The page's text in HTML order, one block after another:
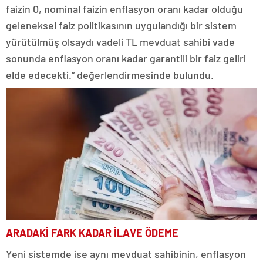
faizin 0, nominal faizin enflasyon oranı kadar olduğu
geleneksel faiz politikasının uygulandığı bir sistem
yürütülmüş olsaydı vadeli TL mevduat sahibi vade
sonunda enflasyon oranı kadar garantili bir faiz geliri
elde edecekti.” değerlendirmesinde bulundu.
ARADAKİ FARK KADAR İLAVE ÖDEME
Yeni sistemde ise aynı mevduat sahibinin, enflasyon